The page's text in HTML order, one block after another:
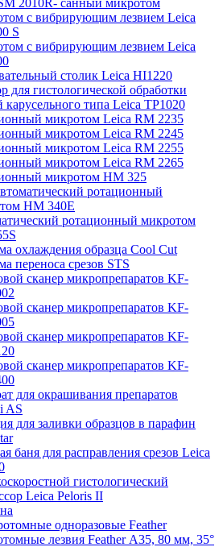
с вибрирующим лезвием Leica
S
с вибрирующим лезвием Leica
столик Leica HI1220
для гистологической обработки
карусельного типа Leica TP1020
микротом Leica RM 2235
микротом Leica RM 2245
микротом Leica RM 2255
микротом Leica RM 2265
микротом HM 325
ротационный
HM 340E
ротационный микротом
охлаждения образца Cool Cut
переноса срезов STS
сканер микропрепаратов KF-
сканер микропрепаратов KF-
сканер микропрепаратов KF-
сканер микропрепаратов KF-
для окрашивания препаратов
AS
для заливки образцов в парафин
баня для расправления срезов Leica
гистологический
Leica Peloris II
одноразовые Feather
лезвия Feather А35, 80 мм, 35°